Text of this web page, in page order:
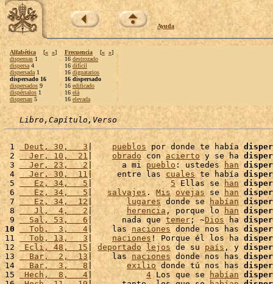
Ayuda
Alfabética [« »]
dispensas 1
dispersa 4
dispersada 1
dispersado 16
dispersados 9
dispérsalos 1
dispersan 5
Frecuencia [« »]
16 destrozado
16 difícil
16 dignatarios
16 dispersado
16 edificado
16 elá
16 elevada
Libro,Capítulo,Verso
1 Deut, 30,   3 | pueblos por donde te había
2
  Jer, 10,  21
| obrado con acierto y se ha
3
  Jer, 23,   2
|      a mi pueblo: ustedes han
4
  Jer, 30,  11
|     entre las cuales te había
5
   Ez, 34,   5
| 5 Ellas se han
6
   Ez, 34,   5
| salvajes . Mis ovejas se han
7
   Ez, 34,  12
| lugares donde se habían
8
   Jl,  4,   2
| herencia , porque lo han
9
  Sal, 53,   6
|      nada que temer ; ~Dios ha
10
  Tob,  3,   4
|    las naciones donde nos has
11
  Tob, 13,   3
| naciones ! Porque él los ha
12 Ecli, 48,  15 | deportado lejos de su país , y
13
  Bar,  2,  13
|    las naciones donde nos has
14
  Bar,  3,   8
| exilio donde tú nos has
15 Hech,  8,   4| 4 Los que se habían